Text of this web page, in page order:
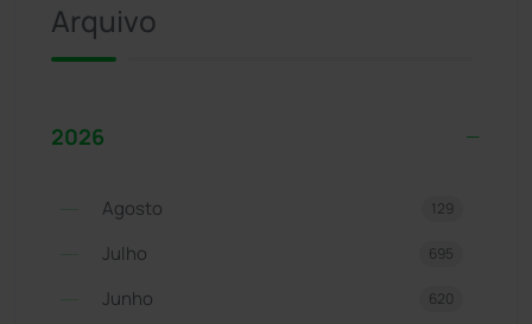
Arquivo
2026
Agosto 129
Julho 695
Junho 620